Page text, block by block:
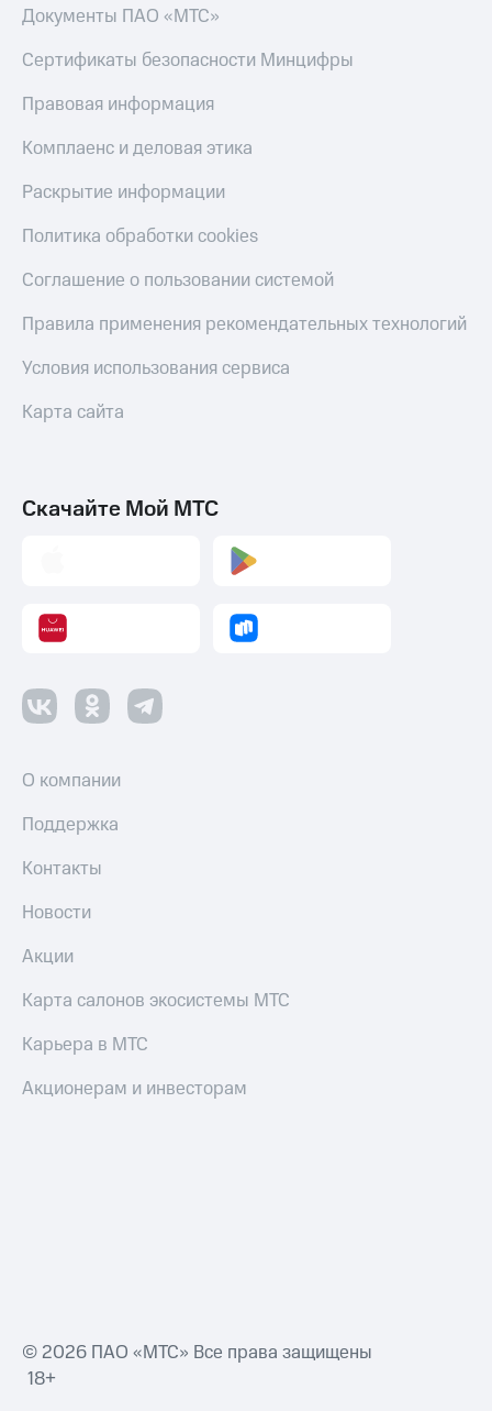
Документы ПАО «МТС»
Сертификаты безопасности Минцифры
Правовая информация
Комплаенс и деловая этика
Раскрытие информации
Политика обработки cookies
Соглашение о пользовании системой
Правила применения рекомендательных технологий
Условия использования сервиса
Карта сайта
Скачайте Мой МТС
О компании
Поддержка
Контакты
Новости
Акции
Карта салонов экосистемы МТС
Карьера в МТС
Акционерам и инвесторам
© 2026 ПАО «МТС» Все права защищены
18+